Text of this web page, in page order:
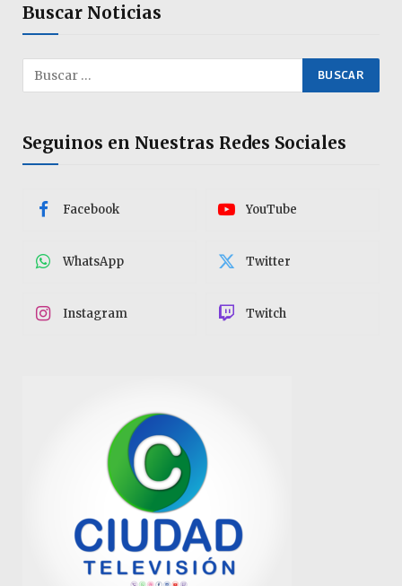
Buscar Noticias
Seguinos en Nuestras Redes Sociales
Facebook YouTube
WhatsApp Twitter
Instagram Twitch